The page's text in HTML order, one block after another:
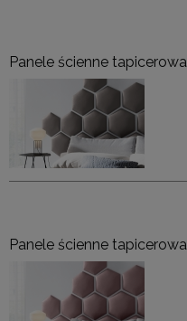
Panele ścienne
Panele ścienne